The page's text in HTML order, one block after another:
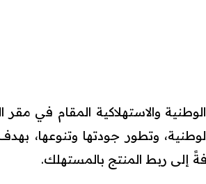
والاستهلاكية المقام في مقر
وتطور جودتها وتنوعها،
إلى ربط المنتج بالمستهلك.